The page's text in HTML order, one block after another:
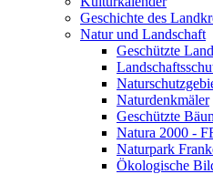
Geschichte des
Natur und Landschaft
Geschützte
Naturdenkmäler
Geschützte
Natura 2000 -
Naturpark
Ökologische